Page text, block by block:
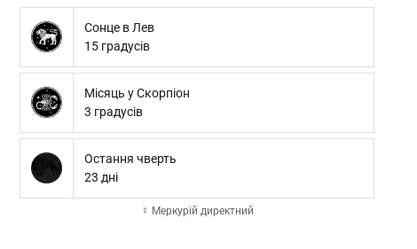
Сонце в Лев
15 градусів
Місяць у Скорпіон
3 градусів
Остання чверть
23 дні
☿ Меркурій директний